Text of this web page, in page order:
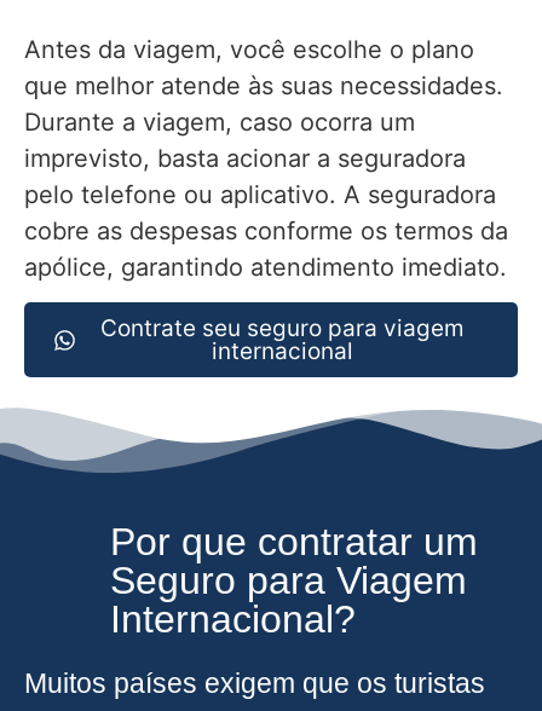
Antes da viagem, você escolhe o plano
que melhor atende às suas necessidades.
Durante a viagem, caso ocorra um
imprevisto, basta acionar a seguradora
pelo telefone ou aplicativo. A seguradora
cobre as despesas conforme os termos da
apólice, garantindo atendimento imediato.
Contrate seu seguro para viagem
internacional
Por que contratar um
Seguro para Viagem
Internacional?
Muitos países exigem que os turistas